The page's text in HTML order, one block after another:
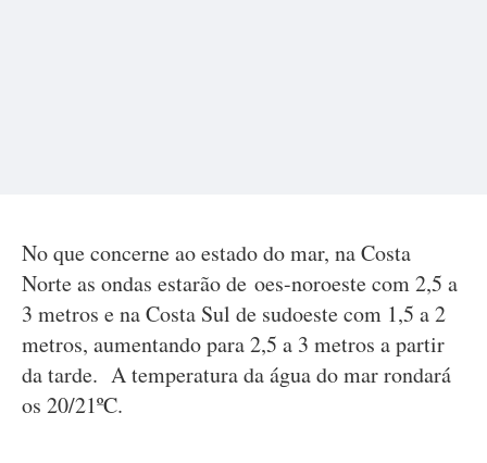
No que concerne ao estado do mar, na Costa
Norte as ondas estarão de oes-noroeste com 2,5 a
3 metros e na Costa Sul de sudoeste com 1,5 a 2
metros, aumentando para 2,5 a 3 metros a partir
da tarde. A temperatura da água do mar rondará
os 20/21ºC.